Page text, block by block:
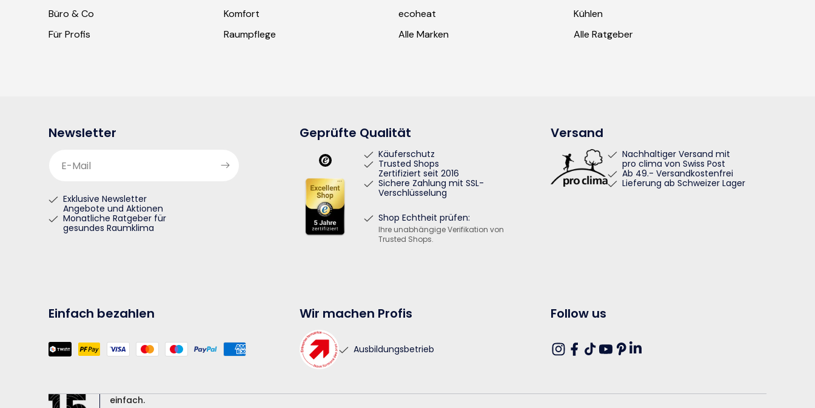
Büro & Co
Für Profis
Komfort
Raumpflege
ecoheat
Alle Marken
Kühlen
Alle Ratgeber
Newsletter
E-Mail
Exklusive Newsletter
Angebote und Aktionen
Monatliche Ratgeber für
gesundes Raumklima
Geprüfte Qualität
Käuferschutz
Trusted Shops
Zertifiziert seit 2016
Sichere Zahlung mit SSL-
Verschlüsselung
Shop Echtheit prüfen:
Ihre unabhängige Verifikation von
Trusted Shops.
Versand
Nachhaltiger Versand mit
pro clima von Swiss Post
Ab 49.- Versandkostenfrei
Lieferung ab Schweizer Lager
Einfach bezahlen
Zahlungsmethoden
Wir machen Profis
Ausbildungsbetrieb
Follow us
Instagram
Facebook
TikTokYouTube
Pinterest
Translation
einfach.